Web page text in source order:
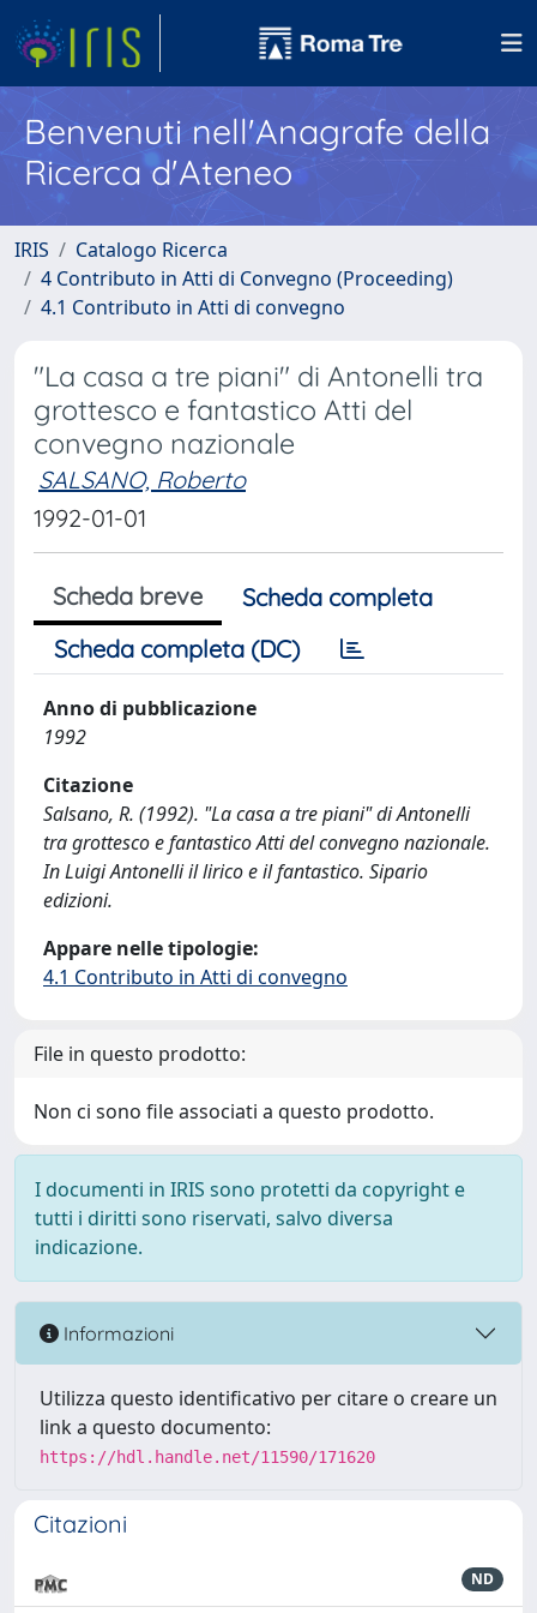
Benvenuti nell'Anagrafe della
Ricerca d'Ateneo
IRIS
Catalogo Ricerca
4 Contributo in Atti di Convegno (Proceeding)
4.1 Contributo in Atti di convegno
"La casa a tre piani" di Antonelli tra
grottesco e fantastico Atti del
convegno nazionale
SALSANO, Roberto
1992-01-01
Scheda breve
Scheda completa
Scheda completa (DC)
Anno di pubblicazione
1992
Citazione
Salsano, R. (1992). "La casa a tre piani" di Antonelli
tra grottesco e fantastico Atti del convegno nazionale.
In Luigi Antonelli il lirico e il fantastico. Sipario
edizioni.
Appare nelle tipologie:
4.1 Contributo in Atti di convegno
File in questo prodotto:
Non ci sono file associati a questo prodotto.
I documenti in IRIS sono protetti da copyright e
tutti i diritti sono riservati, salvo diversa
indicazione.
Informazioni
Utilizza questo identificativo per citare o creare un
link a questo documento:
https://hdl.handle.net/11590/171620
Citazioni
ND